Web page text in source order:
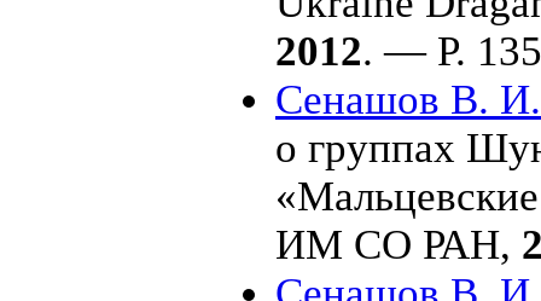
2012. — P.
Сенашов В. И.
о группах
ИМ СО РАН,